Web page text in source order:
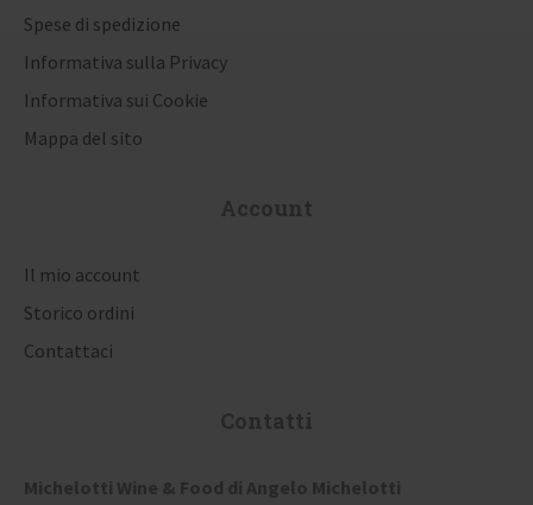
Spese di spedizione
Informativa sulla Privacy
Informativa sui Cookie
Mappa del sito
Account
Il mio account
Storico ordini
Contattaci
Contatti
Michelotti Wine & Food di Angelo Michelotti